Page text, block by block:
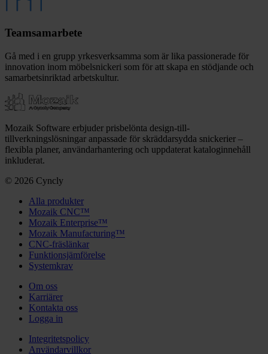
Teamsamarbete
Gå med i en grupp yrkesverksamma som är lika passionerade för
innovation inom möbelsnickeri som för att skapa en stödjande och
samarbetsinriktad arbetskultur.
Mozaik Software erbjuder prisbelönta design-till-
tillverkningslösningar anpassade för skräddarsydda snickerier –
flexibla planer, användarhantering och uppdaterat kataloginnehåll
inkluderat.
© 2026 Cyncly
Alla produkter
Mozaik CNC™
Mozaik Enterprise™
Mozaik Manufacturing™
CNC-fräslänkar
Funktionsjämförelse
Systemkrav
Om oss
Karriärer
Kontakta oss
Logga in
Integritetspolicy
Användarvillkor